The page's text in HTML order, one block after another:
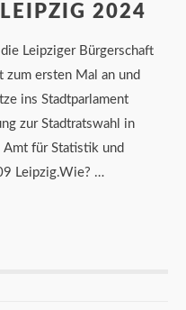
2024
Leipziger Bürgerschaft
zum ersten Mal an und
ins Stadtparlament
zur Stadtratswahl in
für Statistik und
Leipzig.Wie? …